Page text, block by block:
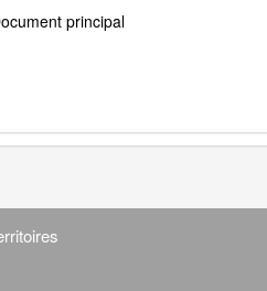
principal